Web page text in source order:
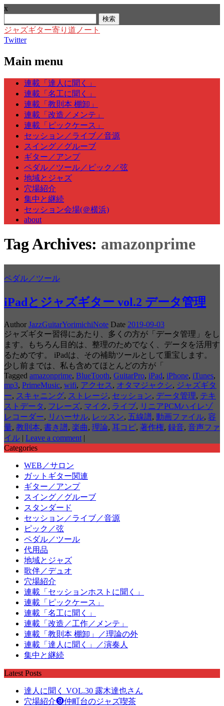
x
索:
ジャズギター寄り道ノート
Twitter
Main menu
Skip
content
連載「達人に聞く」
連載「名工に聞く」
連載「教則本 棚卸」
連載「改造／メンテ」
連載「ピックケース」
セッション／ライブ／音源
スイング／グルーブ
ギター／アンプ
ペダル／ツール／ピック／弦
地域とジャズ
穴場紹介
集中と継続
セッション会場(＠横浜)
about
Tag Archives: amazonprime
ペダル／ツール
iPadとジャズギター vol.2 データ管理
Author JazzGuitarYorimichiNote Date 2019-09-03
ジャズギター習得にあたり、多くの方が「データ管理」をし
ます。もちろん目的は、整理のためでなく、データを活用す
るためです。 iPadは、その補助ツールとして重宝します。
少し前までは、私も含めてほとんどの方が「
Tagged amazonprime, BlueTooth, GuitarPro, iPad, iPhone, iTunes,
mp3, PrimeMusic, wifi, アクセス , オタマジャクシ, ジャズギタ
ー, スキャニング, ストレージ, セッション, データ管理, テキ
ストデータ , フレーズ, マイク , ライブ, リニアPCMハイレゾ
レコーダー, リハーサル, レッスン, 五線譜, 動画ファイル, 容
量, 教則本, 書き譜, 楽曲, 理論, 耳コピ, 著作権, 録音, 音声ファ
イル | Leave a comment |
Categories
WEB／サロン
ガットギター関連
ギター／アンプ
スイング／グルーブ
スタンダード
セッション／ライブ／音源
ピック／弦
ペダル／ツール
代用品
地域とジャズ
歌伴／デュオ
穴場紹介
連載「セッションホストに聞く」
連載「ピックケース」
連載「名工に聞く」
連載「改造／工作／メンテ」
連載「教則本 棚卸」／理論の外
連載「達人に聞く」／演奏人
集中と継続
Latest Posts
達人に聞く VOL.30 露木達也さん
穴場紹介❾仲町台のジャズ喫茶